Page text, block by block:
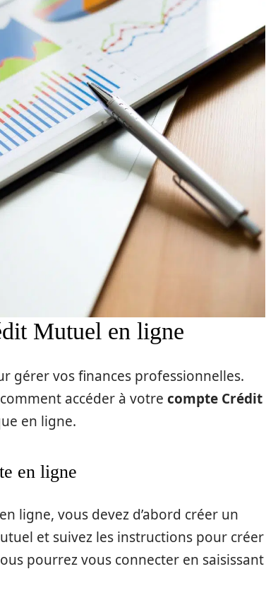
Mutuel en ligne
gérer vos finances professionnelles.
accéder à votre compte Crédit
en ligne.
en ligne
ligne, vous devez d’abord créer un
et suivez les instructions pour créer
pourrez vous connecter en saisissant